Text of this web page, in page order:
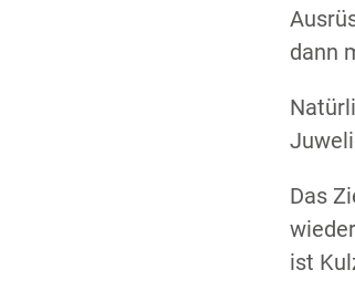
dann
Das
ist